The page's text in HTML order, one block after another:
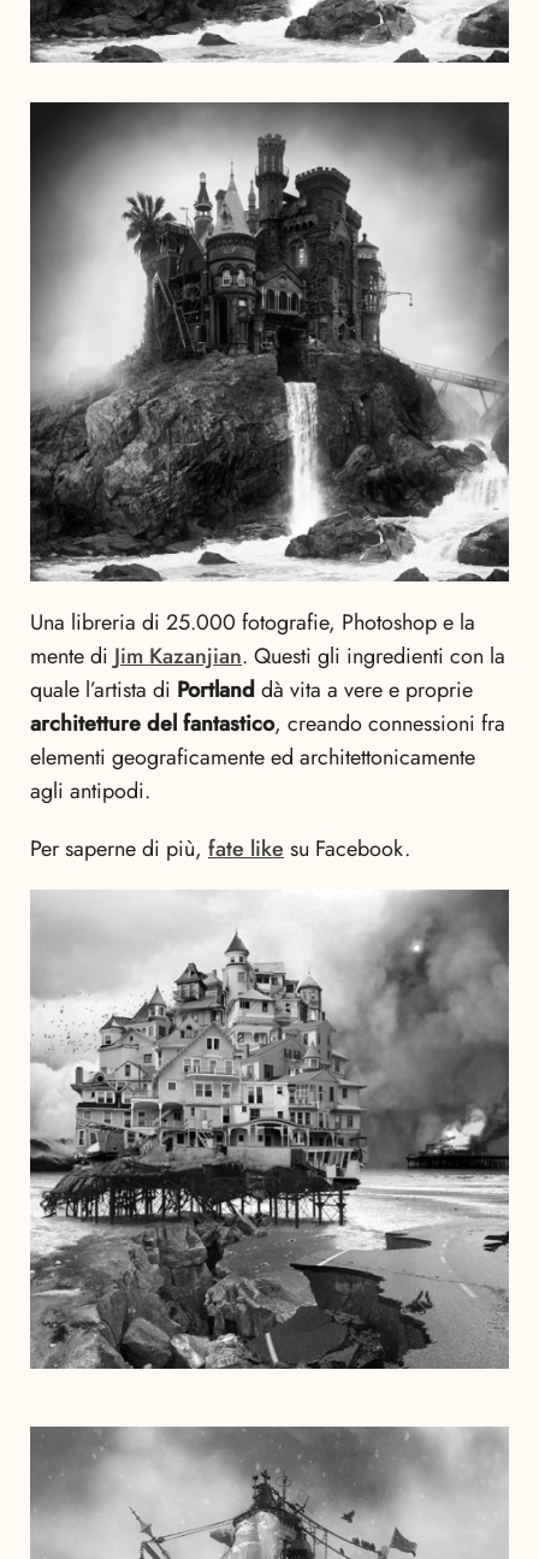
Una libreria di 25.000 fotografie, Photoshop e la
mente di Jim Kazanjian. Questi gli ingredienti con la
quale l’artista di Portlanddà vita a vere e proprie
architetture del fantastico, creando connessioni fra
elementi geograficamente ed architettonicamente
agli antipodi.
Per saperne di più, fate like su Facebook.